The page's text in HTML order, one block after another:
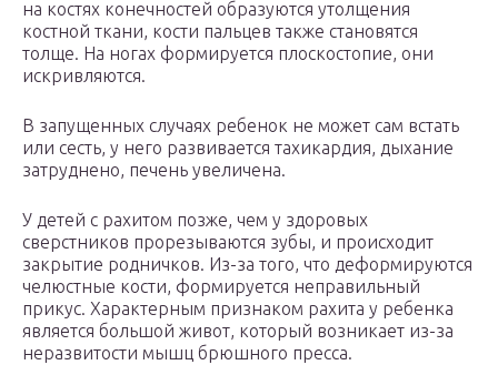
на костях конечностей образуются утолщения
костной ткани, кости пальцев также становятся
толще. На ногах формируется плоскостопие, они
искривляются.
В запущенных случаях ребенок не может сам встать
или сесть, у него развивается тахикардия, дыхание
затруднено, печень увеличена.
У детей с рахитом позже, чем у здоровых
сверстников прорезываются зубы, и происходит
закрытие родничков. Из-за того, что деформируются
челюстные кости, формируется неправильный
прикус. Характерным признаком рахита у ребенка
является большой живот, который возникает из-за
неразвитости мышц брюшного пресса.